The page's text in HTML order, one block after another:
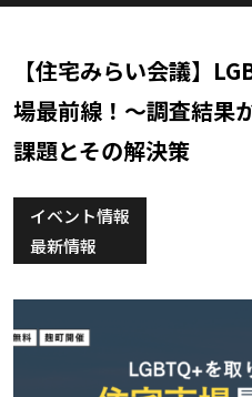
【住宅みらい会議】
場最前線！～調査結果
課題とその解決策
イベント情報
最新情報